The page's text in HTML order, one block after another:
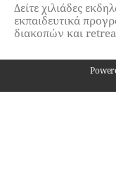
Δείτε χιλιάδες
εκπαιδευτικά
διακοπών και